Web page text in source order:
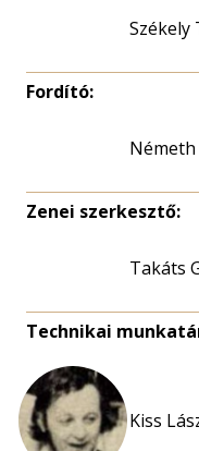
Székely
Fordító:
Németh
Zenei szerkesztő:
Takáts
Technikai
Kiss